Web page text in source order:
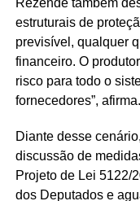
estruturais de
previsível, qualquer
financeiro. O
risco para todo o
fornecedores”, afirma.
Diante desse
discussão de
Projeto de Lei 5122/
dos Deputados e